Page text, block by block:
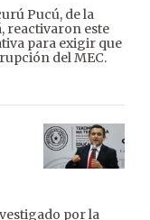
Pucú, de la
reactivaron este
para exigir que
del MEC.
por la